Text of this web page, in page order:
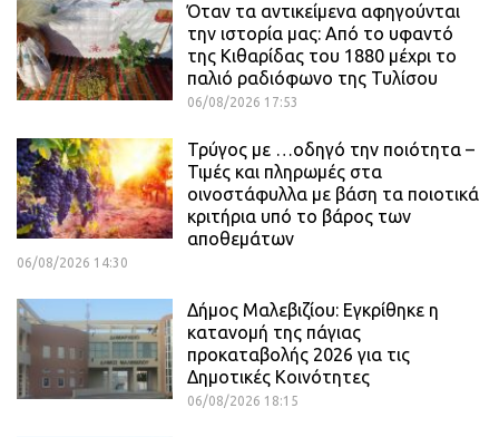
Όταν τα αντικείμενα αφηγούνται
την ιστορία μας: Από το υφαντό
της Κιθαρίδας του 1880 μέχρι το
παλιό ραδιόφωνο της Τυλίσου
06/08/2026 17:53
Τρύγος με …οδηγό την ποιότητα –
Τιμές και πληρωμές στα
οινοστάφυλλα με βάση τα ποιοτικά
κριτήρια υπό το βάρος των
αποθεμάτων
06/08/2026 14:30
Δήμος Μαλεβιζίου: Εγκρίθηκε η
κατανομή της πάγιας
προκαταβολής 2026 για τις
Δημοτικές Κοινότητες
06/08/2026 18:15